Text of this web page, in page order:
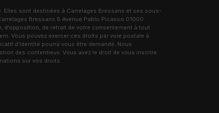
sont destinées à Carrelages Bressans et ses sous-
Bressans 8 Avenue Pablo Picasso 01000
d’opposition, de retrait de votre consentement à tout
Vous pouvez exercer ces droits par voie postale à
d'identité pourra vous être demandé. Nous
des contentieux. Vous avez le droit de vous inscrire
sur vos droits.